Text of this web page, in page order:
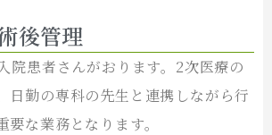
後管理
院患者さんがおります。2次医療の
日勤の専科の先生と連携しながら行
要な業務となります。